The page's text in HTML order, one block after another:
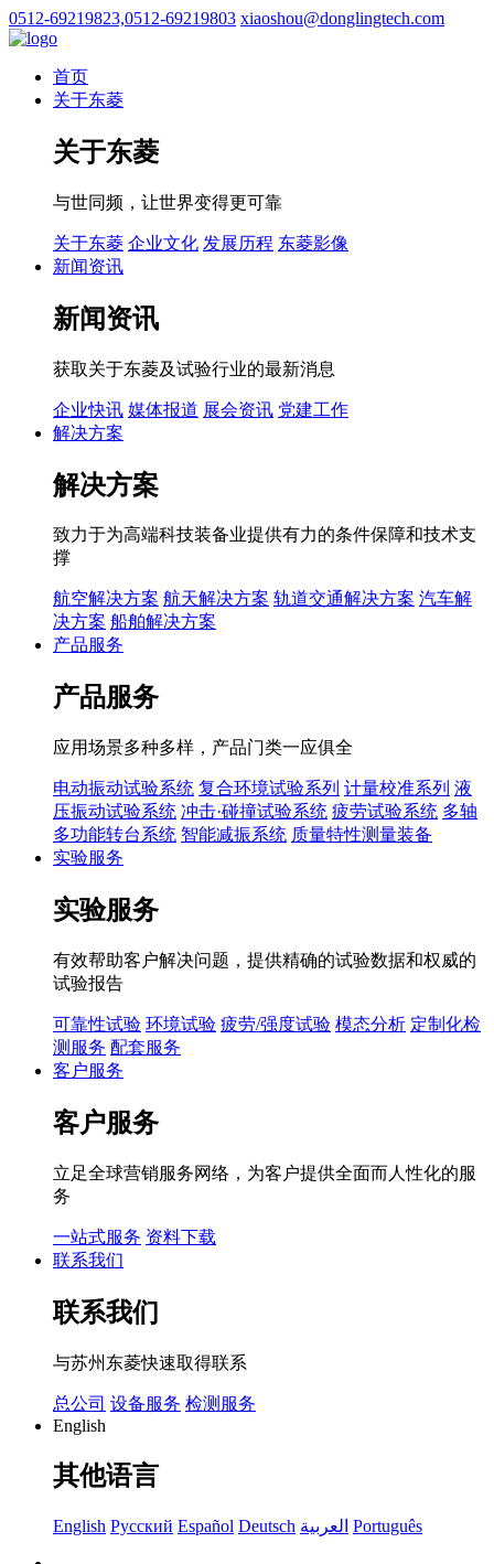
0512-69219823,0512-69219803 xiaoshou@donglingtech.com
首页
关于东菱
关于东菱
与世同频，让世界变得更可靠
关于东菱 企业文化 发展历程 东菱影像
新闻资讯
新闻资讯
获取关于东菱及试验行业的最新消息
企业快讯 媒体报道 展会资讯 党建工作
解决方案
解决方案
致力于为高端科技装备业提供有力的条件保障和技术支
撑
航空解决方案 航天解决方案 轨道交通解决方案 汽车解
决方案 船舶解决方案
产品服务
产品服务
应用场景多种多样，产品门类一应俱全
电动振动试验系统 复合环境试验系列 计量校准系列 液
压振动试验系统 冲击·碰撞试验系统 疲劳试验系统 多轴
多功能转台系统 智能减振系统 质量特性测量装备
实验服务
实验服务
有效帮助客户解决问题，提供精确的试验数据和权威的
试验报告
可靠性试验 环境试验 疲劳/强度试验 模态分析 定制化检
测服务 配套服务
客户服务
客户服务
立足全球营销服务网络，为客户提供全面而人性化的服
务
一站式服务 资料下载
联系我们
联系我们
与苏州东菱快速取得联系
总公司 设备服务 检测服务
English
其他语言
English Русский Español Deutsch العربية Português